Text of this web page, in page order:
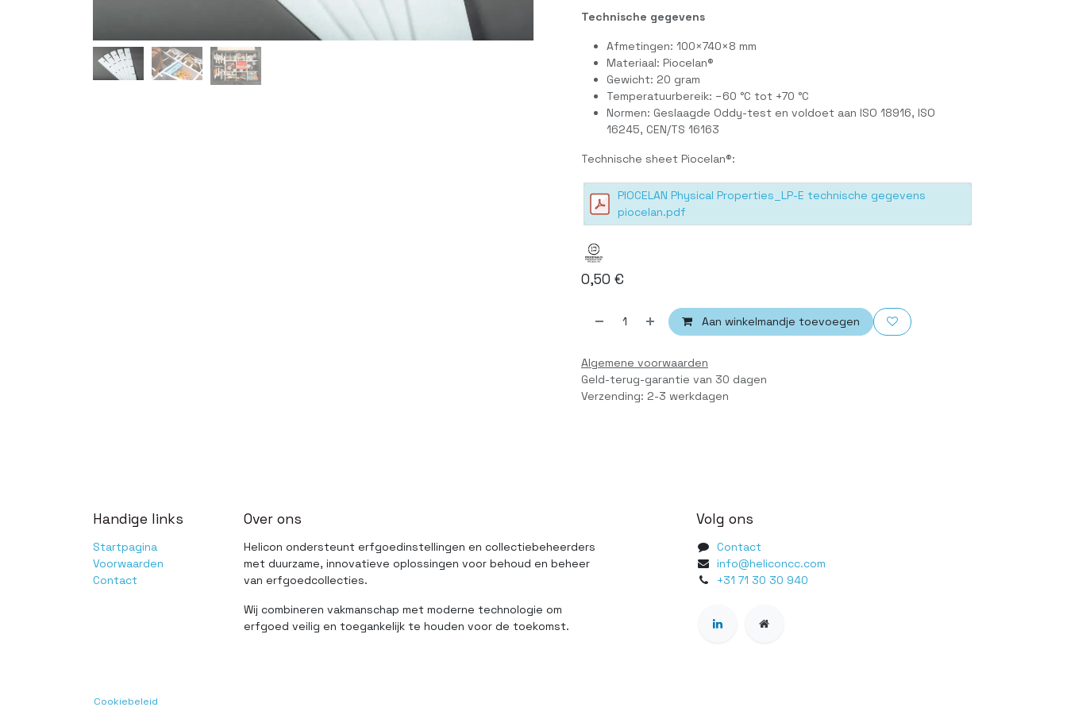
Technische gegevens
Afmetingen: 100×740×8 mm
Materiaal: Piocelan®
Gewicht: 20 gram
Temperatuurbereik: −60 °C tot +70 °C
Normen: Geslaagde Oddy-test en voldoet aan ISO 18916, ISO
16245, CEN/TS 16163
Technische sheet Piocelan®:
PIOCELAN Physical Properties_LP-E technische gegevens
piocelan.pdf
0,50 €
Aan winkelmandje toevoegen
Algemene voorwaarden
Geld-terug-garantie van 30 dagen
Verzending: 2-3 werkdagen
Handige links
Startpagina
Voorwaarden
Contact
Over ons
Helicon ondersteunt erfgoedinstellingen en collectiebeheerders
met duurzame, innovatieve oplossingen voor behoud en beheer
van erfgoedcollecties.
Wij combineren vakmanschap met moderne technologie om
erfgoed veilig en toegankelijk te houden voor de toekomst.
Volg ons
Contact
info@heliconcc.com
+31 71 30 30 940
Cookiebeleid